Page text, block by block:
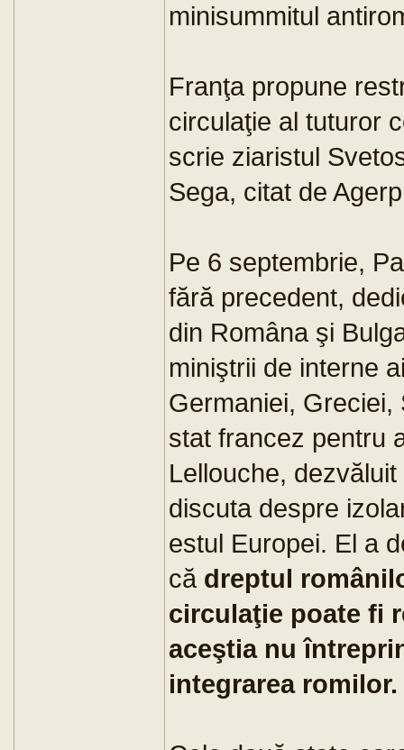
minisummitul
Franţa propune
circulaţie al tuturor
scrie ziaristul
Sega, citat de
Pe 6 septembrie,
fără precedent,
din Româna şi
miniştrii de interne
Germaniei, Greciei,
stat francez pentru
Lellouche,
discuta despre
estul Europei. El a
că dreptul
circulaţie poate fi
aceştia nu
integrarea romilor.